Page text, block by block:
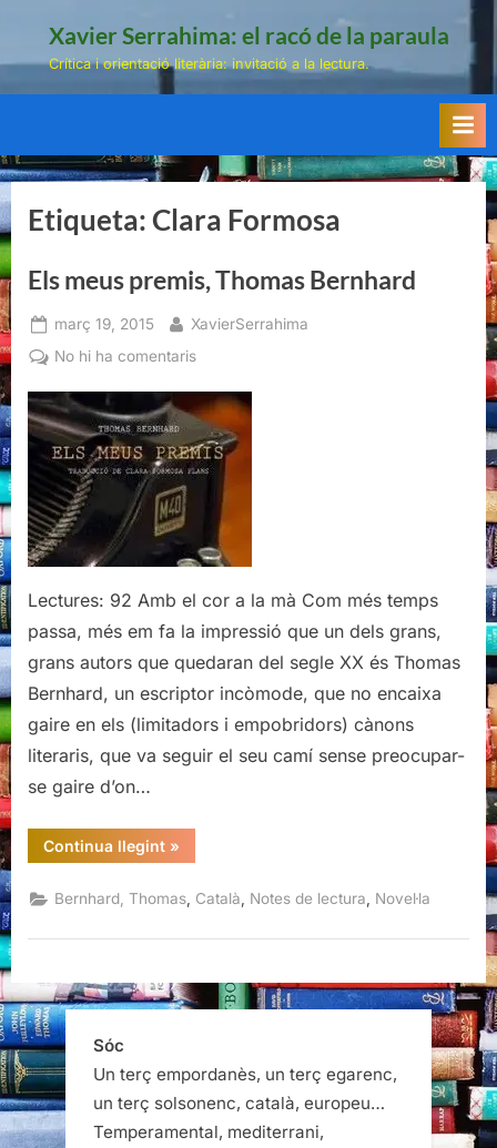
Xavier Serrahima: el racó de la paraula
Crítica i orientació literària: invitació a la lectura.
Etiqueta:Clara Formosa
Els meus premis, Thomas Bernhard
Posted
on
març 19, 2015 By
XavierSerrahima
No hi ha comentarisa
meus
premis,
Thomas
Bernhard
Lectures: 92 Amb el cor a la mà Com més temps
passa, més em fa la impressió que un dels grans,
grans autors que quedaran del segle XX és Thomas
Bernhard, un escriptor incòmode, que no encaixa
gaire en els (limitadors i empobridors) cànons
literaris, que va seguir el seu camí sense preocupar-
se gaire d’on…
Continua llegint“Els
meus
Thomas
Bernhard”
»
Bernhard, Thomas Català Notes de lectura Novel·la
Sóc
Un terç empordanès, un terç egarenc,
un terç solsonenc, català, europeu…
Temperamental, mediterrani,